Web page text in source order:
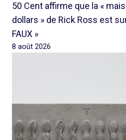
50 Cent affirme que la «
dollars » de Rick Ross est
FAUX »
8 août 2026